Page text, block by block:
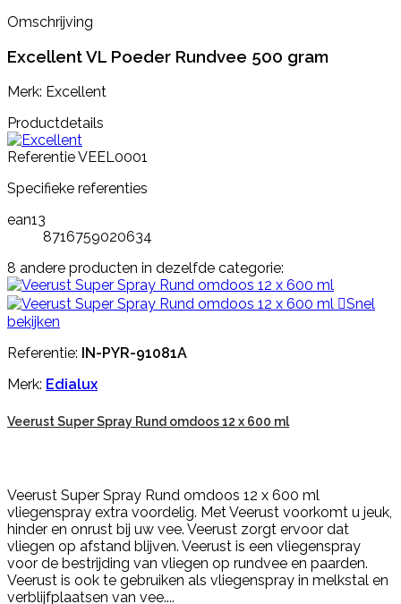
Omschrijving
Excellent VL Poeder Rundvee 500 gram
Merk: Excellent
Productdetails
ReferentieVEEL0001
Specifieke referenties
ean13
8716759020634
8 andere producten in dezelfde categorie:
Snel
bekijken
Referentie: IN-PYR-91081A
Merk: Edialux
Veerust Super Spray Rund omdoos 12 x 600 ml
Veerust Super Spray Rund omdoos 12 x 600 ml
vliegenspray extra voordelig. Met Veerust voorkomt u jeuk,
hinder en onrust bij uw vee. Veerust zorgt ervoor dat
vliegen op afstand blijven. Veerust is een vliegenspray
voor de bestrijding van vliegen op rundvee en paarden.
Veerust is ook te gebruiken als vliegenspray in melkstal en
verblijfplaatsen van vee....